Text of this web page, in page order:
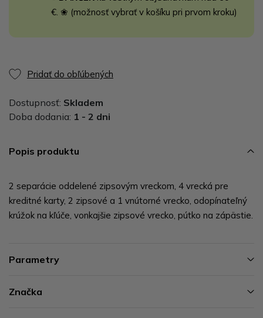
€. ❀ (možnosť vybrať v košíku pri prvom kroku)
Pridať do obľúbených
Dostupnosť: Skladem
Doba dodania: 1 - 2 dni
Popis produktu
2 separácie oddelené zipsovým vreckom, 4 vrecká pre
kreditné karty, 2 zipsové a 1 vnútorné vrecko, odopínateľný
krúžok na kľúče, vonkajšie zipsové vrecko, pútko na zápästie.
Parametry
Značka